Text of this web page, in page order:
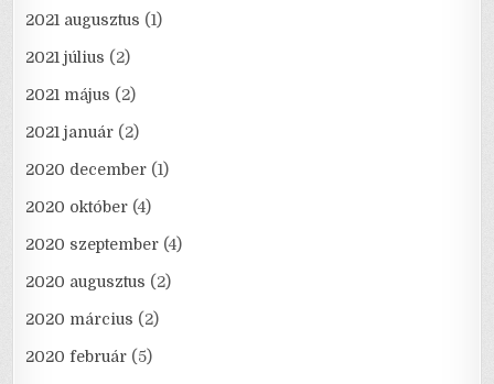
2021 augusztus (1)
2021 július (2)
2021 május (2)
2021 január (2)
2020 december (1)
2020 október (4)
2020 szeptember (4)
2020 augusztus (2)
2020 március (2)
2020 február (5)